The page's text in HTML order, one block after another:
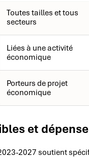
Toutes tailles et tous
secteurs
Liées à une activité
économique
Porteurs de projet
économique
et
2027 soutient